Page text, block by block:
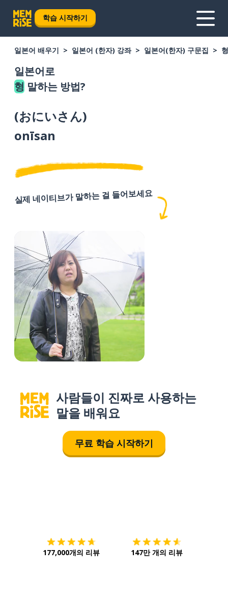
학습 시작하기
일본어 배우기 일본어 (한자) 강좌 일본어(한자) 구문집 형
일본어로
형 말하는 방법?
(おにいさん)
onīsan
실제 네이티브가 말하는 걸 들어보세요
사람들이 진짜로 사용하는
말을 배워요
무료 학습 시작하기
177,000개의 리뷰 147만 개의 리뷰